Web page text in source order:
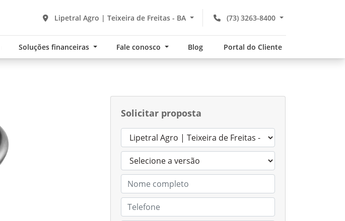
(73) 3263-8400
Lipetral Agro | Teixeira de Freitas - BA
Soluções financeiras Fale conosco Blog Portal do Cliente
Solicitar proposta